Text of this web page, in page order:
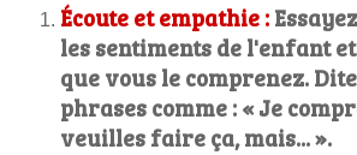
Écoute et empathie :
les sentiments de l'enfant
que vous le comprenez.
phrases comme : « Je
veuilles faire ça, mais... ».